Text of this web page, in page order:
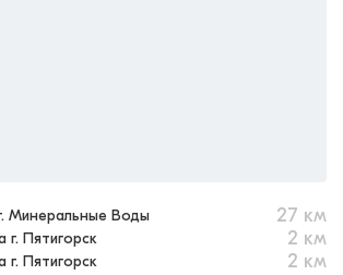
Минеральные Воды 27 км
Пятигорск 2 км
г. Пятигорск 2 км